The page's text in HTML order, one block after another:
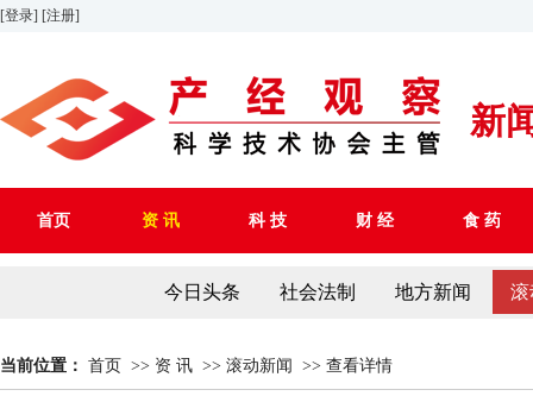
[登录] [注册]
新
首页 资 讯 科 技 财 经 食 药
今日头条 社会法制 地方新闻 滚
当前位置： 首页 >> 资 讯 >> 滚动新闻 >> 查看详情